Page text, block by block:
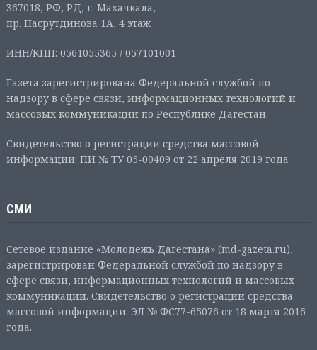
367018, РФ, РД, г. Махачкала,
пр. Насрутдинова 1А, 4 этаж
ИНН/КПП: 0561055365 / 057101001
Газета зарегистрирована Федеральной службой по
надзору в сфере связи, информационных технологий и
массовых коммуникаций по Республике Дагестан.
Свидетельство о регистрации средства массовой
информации: ПИ № ТУ 05-00409 от 22 апреля 2019 года
СМИ
Сетевое издание «Молодежь Дагестана» (md-gazeta.ru),
зарегистрирован Федеральной службой по надзору в
сфере связи, информационных технологий и массовых
коммуникаций. Свидетельство о регистрации средства
массовой информации: ЭЛ № ФС77-65076 от 18 марта 2016
года.